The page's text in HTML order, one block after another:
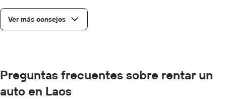
Ver más consejos
Preguntas frecuentes sobre rentar un
auto en Laos